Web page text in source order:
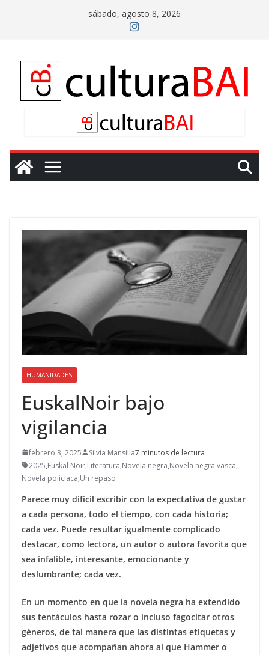
sábado, agosto 8, 2026
HUMANIDADES
EuskalNoir bajo
vigilancia
febrero 3, 2025 Silvia Mansilla7 minutos de lectura
2025,Euskal Noir,Literatura,Novela negra,Novela negra vasca,
Novela policiaca,Un repaso
Parece muy difícil escribir con la expectativa de gustar
a cada persona, todo el tiempo, con cada historia;
cada vez. Puede resultar igualmente complicado
destacar, como lectora, un autor o autora favorita que
sea infalible, interesante, emocionante y
deslumbrante; cada vez.
En un momento en que la novela negra ha extendido
sus tentáculos hasta rozar o incluso fagocitar otros
géneros, de tal manera que las distintas etiquetas y
adjetivos que acompañan ahora al que Hammer o